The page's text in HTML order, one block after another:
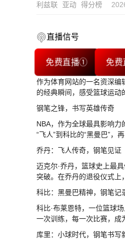
利兹联 亚动 得分榜
直播信号
免费直播① 免
作为体育网站的一名资深编
的经典瞬间，感受篮球运动
钢笔之锋，书写英雄传奇
NBA，作为全球最具影响
“飞人”到科比的“黑曼巴”，
乔丹：飞人传奇，钢笔见证
迈克尔·乔丹，篮球史上最
突破。在乔丹的退役仪式上
科比：黑曼巴精神，钢笔记
科比·布莱恩特，一位篮球
一次训练，每一次比赛，成
库里：小球时代，钢笔书写